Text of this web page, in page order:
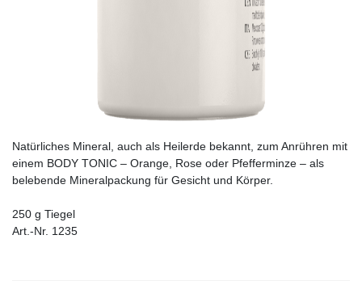
Natürliches Mineral, auch als Heilerde bekannt, zum Anrühren mit
einem BODY TONIC – Orange, Rose oder Pfefferminze – als
belebende Mineralpackung für Gesicht und Körper.
250 g Tiegel
Art.-Nr. 1235